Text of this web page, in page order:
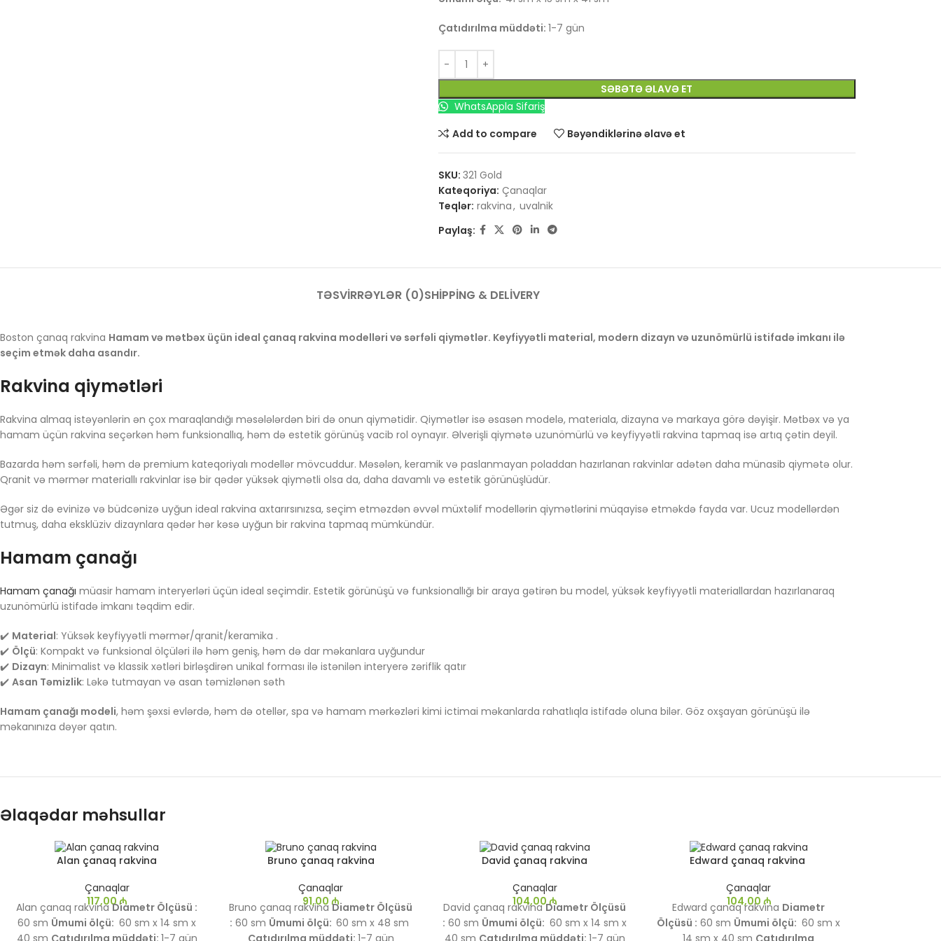
Çatıdırılma müddəti: 1-7 gün
SƏBƏTƏ ƏLAVƏ ET
WhatsAppla Sifariş
Add to compare
Bəyəndiklərinə əlavə et
SKU: 321 Gold
Kateqoriya: Çanaqlar
Teqlər: rakvina, uvalnik
Paylaş:
TƏSVIRRƏYLƏR (0)SHIPPING & DELIVERY
Boston çanaq rakvina Hamam və mətbəx üçün ideal çanaq rakvina modelləri və sərfəli qiymətlər. Keyfiyyətli material, modern dizayn və uzunömürlü istifadə imkanı ilə
seçim etmək daha asandır.
Rakvina qiymətləri
Rakvina almaq istəyənlərin ən çox maraqlandığı məsələlərdən biri də onun qiymətidir. Qiymətlər isə əsasən modelə, materiala, dizayna və markaya görə dəyişir. Mətbəx və ya
hamam üçün rakvina seçərkən həm funksionallıq, həm də estetik görünüş vacib rol oynayır. Əlverişli qiymətə uzunömürlü və keyfiyyətli rakvina tapmaq isə artıq çətin deyil.
Bazarda həm sərfəli, həm də premium kateqoriyalı modellər mövcuddur. Məsələn, keramik və paslanmayan poladdan hazırlanan rakvinlar adətən daha münasib qiymətə olur.
Qranit və mərmər materiallı rakvinlar isə bir qədər yüksək qiymətli olsa da, daha davamlı və estetik görünüşlüdür.
Əgər siz də evinizə və büdcənizə uyğun ideal rakvina axtarırsınızsa, seçim etməzdən əvvəl müxtəlif modellərin qiymətlərini müqayisə etməkdə fayda var. Ucuz modellərdən
tutmuş, daha eksklüziv dizaynlara qədər hər kəsə uyğun bir rakvina tapmaq mümkündür.
Hamam çanağı
Hamam çanağı müasir hamam interyerləri üçün ideal seçimdir. Estetik görünüşü və funksionallığı bir araya gətirən bu model, yüksək keyfiyyətli materiallardan hazırlanaraq
uzunömürlü istifadə imkanı təqdim edir.
✔️ Material: Yüksək keyfiyyətli mərmər/qranit/keramika .
✔️ Ölçü: Kompakt və funksional ölçüləri ilə həm geniş, həm də dar məkanlara uyğundur
✔️ Dizayn: Minimalist və klassik xətləri birləşdirən unikal forması ilə istənilən interyerə zəriflik qatır
✔️ Asan Təmizlik: Ləkə tutmayan və asan təmizlənən səth
Hamam çanağı modeli, həm şəxsi evlərdə, həm də otellər, spa və hamam mərkəzləri kimi ictimai məkanlarda rahatlıqla istifadə oluna bilər. Göz oxşayan görünüşü ilə
məkanınıza dəyər qatın.
Əlaqədar məhsullar
Alan çanaq rakvina
Çanaqlar
117,00₼
Alan çanaq rakvinaDiametr Ölçüsü :
60 sm Ümumi ölçü: 60sm x 14 sm x
40 sm Çatıdırılma müddəti: 1-7 gün
Bruno çanaq rakvina
Çanaqlar
91,00₼
Bruno çanaq rakvinaDiametr Ölçüsü
: 60 sm Ümumi ölçü:60 sm x 48 sm
Çatıdırılma müddəti: 1-7 gün
David çanaq rakvina
Çanaqlar
104,00₼
David çanaq rakvinaDiametr Ölçüsü
: 60 sm Ümumi ölçü: 60sm x 14 sm x
40 sm Çatıdırılma müddəti: 1-7 gün
Edward çanaq rakvina
Çanaqlar
104,00 ₼
Edward çanaq rakvina Diametr
Ölçüsü : 60 sm Ümumi ölçü: 60sm x
14 sm x 40 sm Çatıdırılma